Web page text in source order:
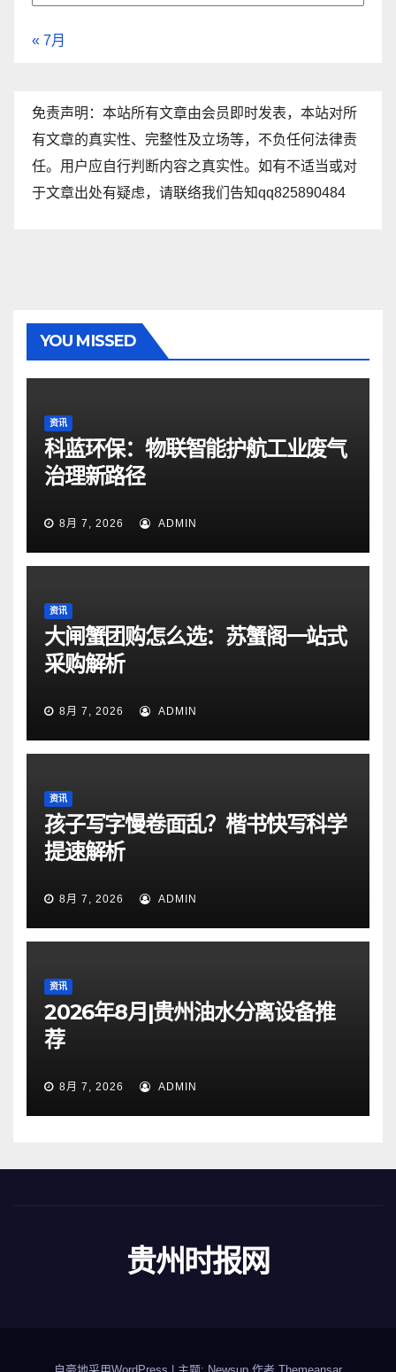
« 7月
免责声明：本站所有文章由会员即时发表，本站对所
有文章的真实性、完整性及立场等，不负任何法律责
任。用户应自行判断内容之真实性。如有不适当或对
于文章出处有疑虑，请联络我们告知qq825890484
YOU MISSED
资讯
科蓝环保：物联智能护航工业废气
治理新路径
8月 7, 2026 ADMIN
资讯
大闸蟹团购怎么选：苏蟹阁一站式
采购解析
8月 7, 2026 ADMIN
资讯
孩子写字慢卷面乱？楷书快写科学
提速解析
8月 7, 2026 ADMIN
资讯
2026年8月|贵州油水分离设备推
荐
8月 7, 2026 ADMIN
贵州时报网